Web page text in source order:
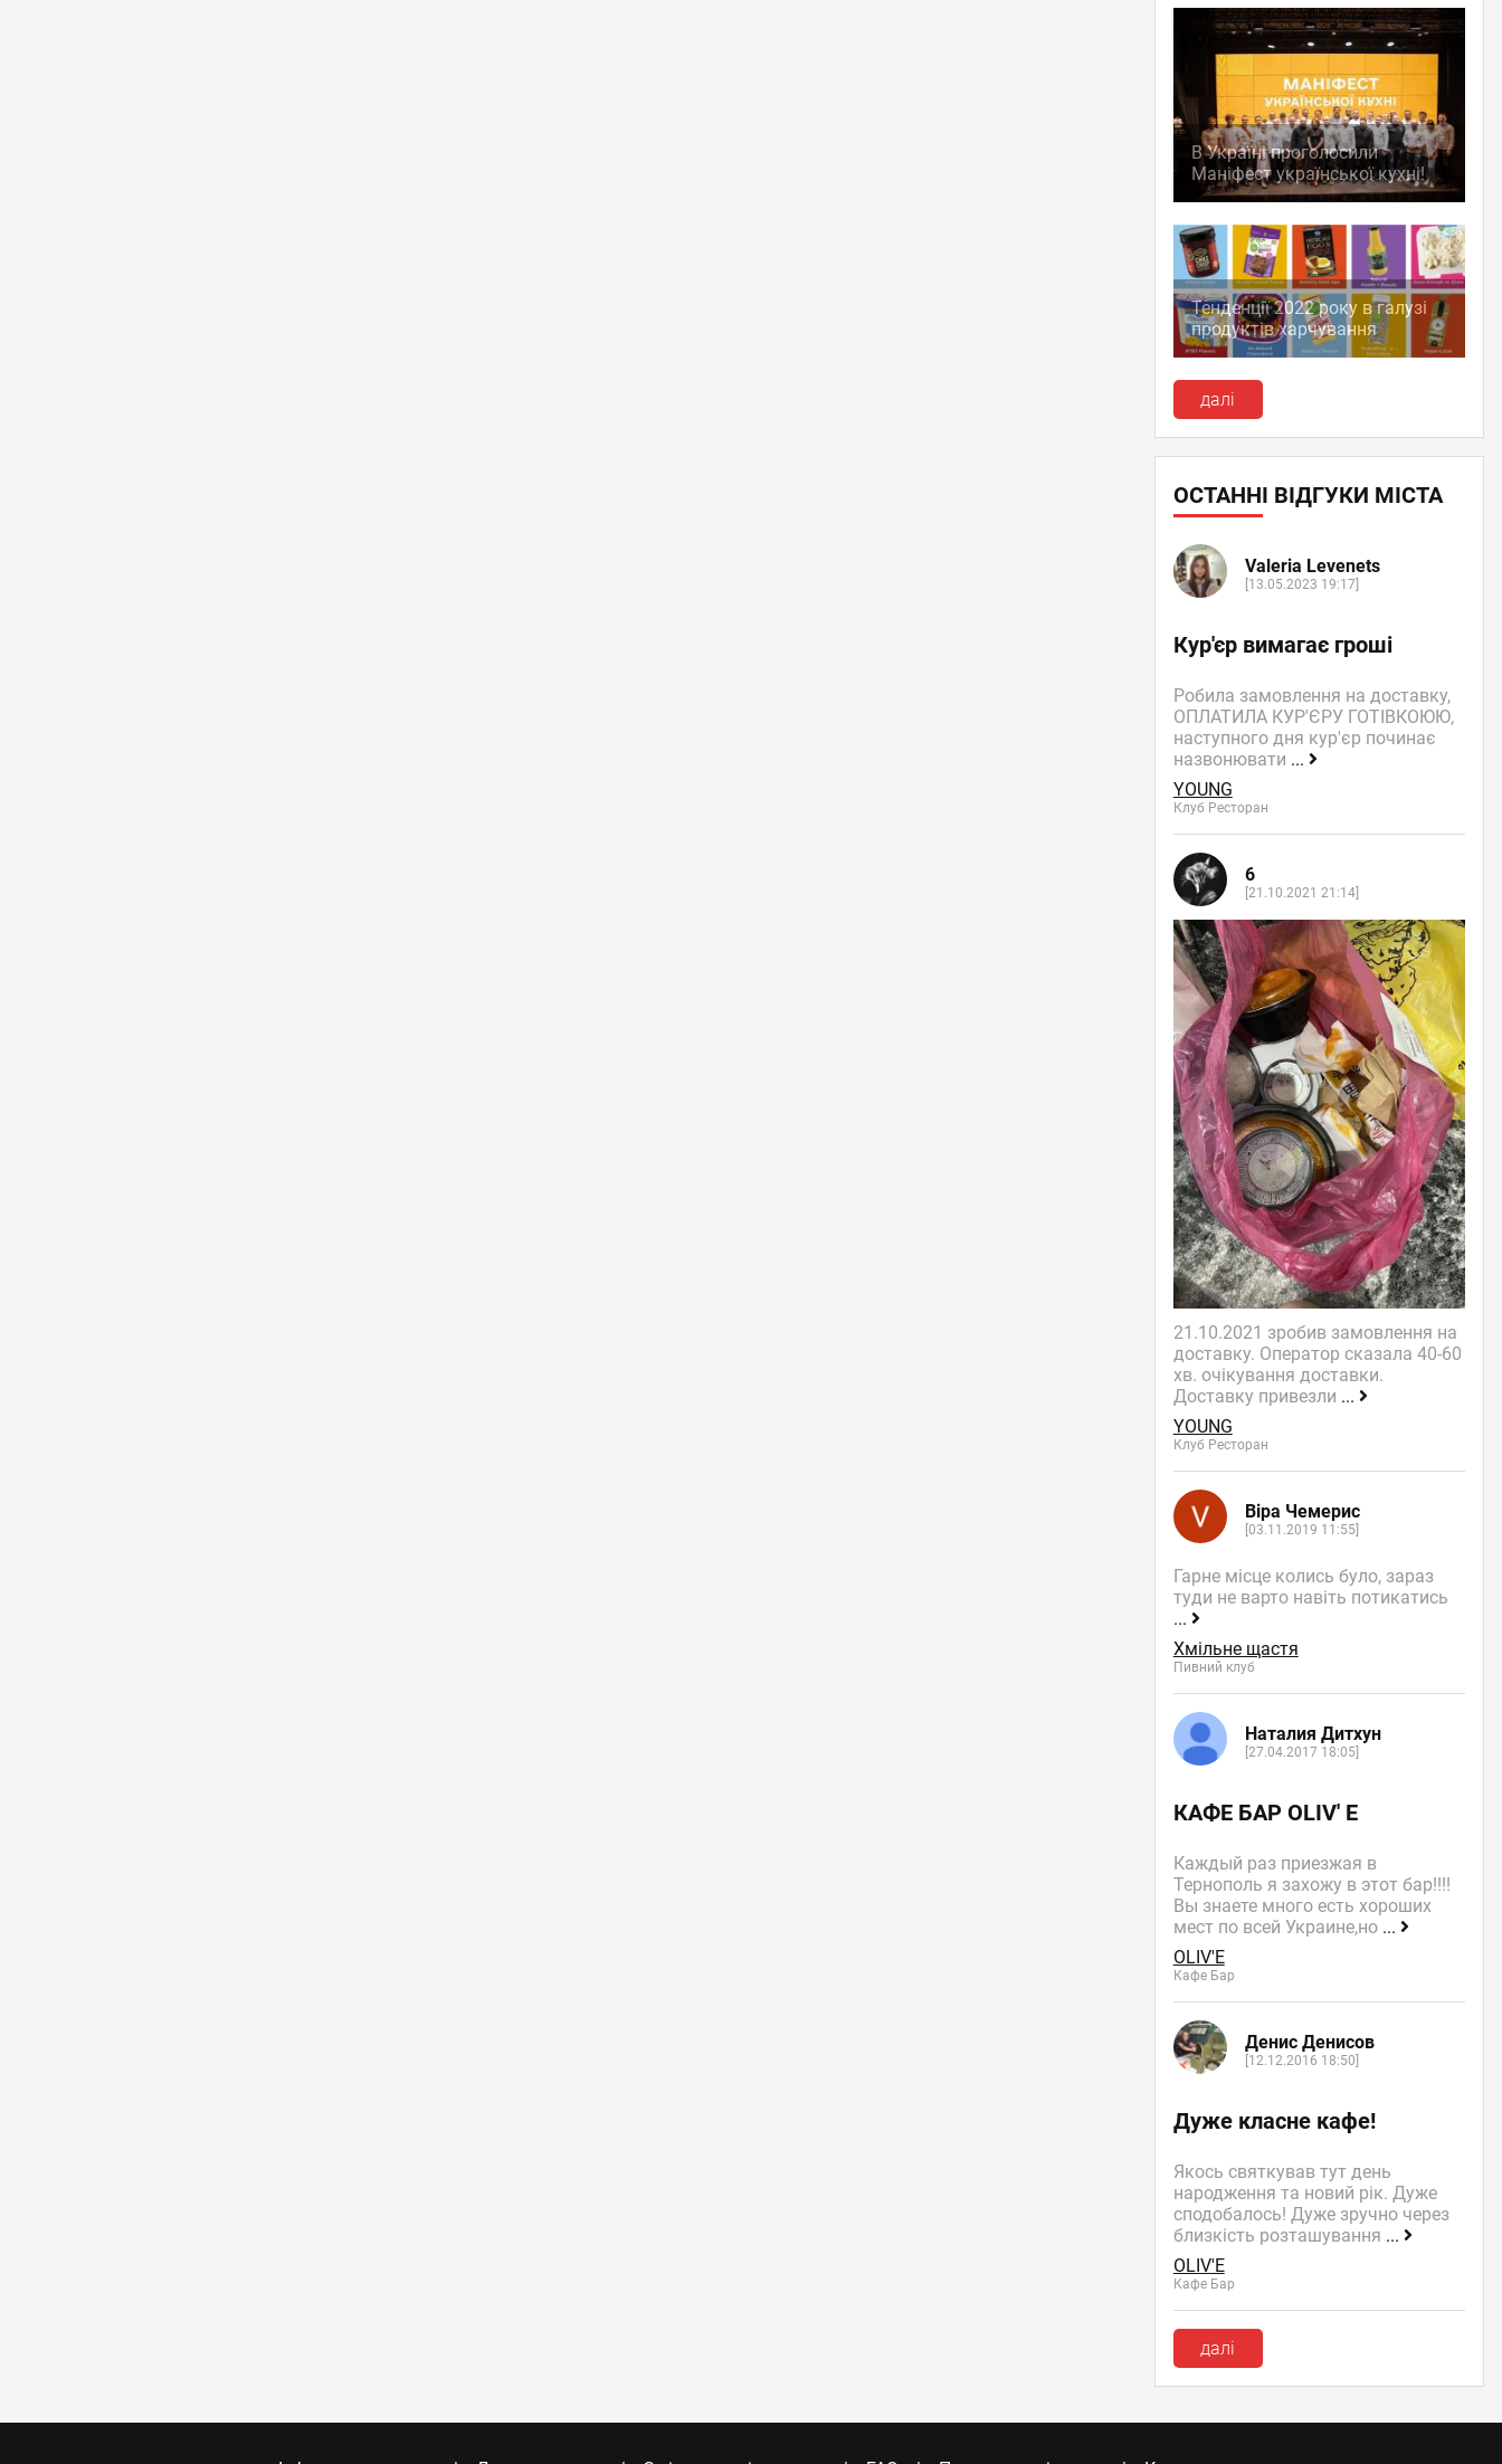
В Україні проголосили
Маніфест української кухні!
Тенденції 2022 року в галузі
продуктів харчування
далі
ОСТАННІ ВІДГУКИ МІСТА
Valeria Levenets
[13.05.2023 19:17]
Кур'єр вимагає гроші
Робила замовлення на доставку,
ОПЛАТИЛА КУР'ЄРУ ГОТІВКОЮЮ,
наступного дня кур'єр починає
назвонювати ...
YOUNG
Клуб Ресторан
6
[21.10.2021 21:14]
21.10.2021 зробив замовлення на
доставку. Оператор сказала 40-60
хв. очікування доставки.
Доставку привезли ...
YOUNG
Клуб Ресторан
Віра Чемерис
[03.11.2019 11:55]
Гарне місце колись було, зараз
туди не варто навіть потикатись
...
Хмільне щастя
Пивний клуб
Наталия Дитхун
[27.04.2017 18:05]
КАФЕ БАР OLIV' E
Каждый раз приезжая в
Тернополь я захожу в этот бар!!!!
Вы знаете много есть хороших
мест по всей Украине,но ...
OLIV'E
Кафе Бар
Денис Денисов
[12.12.2016 18:50]
Дуже класне кафе!
Якось святкував тут день
народження та новий рік. Дуже
сподобалось! Дуже зручно через
близкість розташування ...
OLIV'E
Кафе Бар
далі